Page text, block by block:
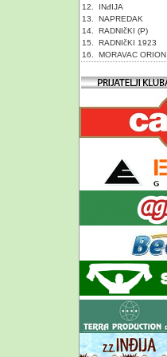
12.
INđIJA
13.
NAPREDAK
14.
RADNIčKI (P)
15.
RADNIčKI 1923
16.
MORAVAC ORION